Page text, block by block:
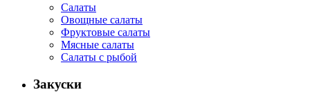
Салаты
Овощные салаты
Фруктовые салаты
Мясные салаты
Салаты с рыбой
Закуски